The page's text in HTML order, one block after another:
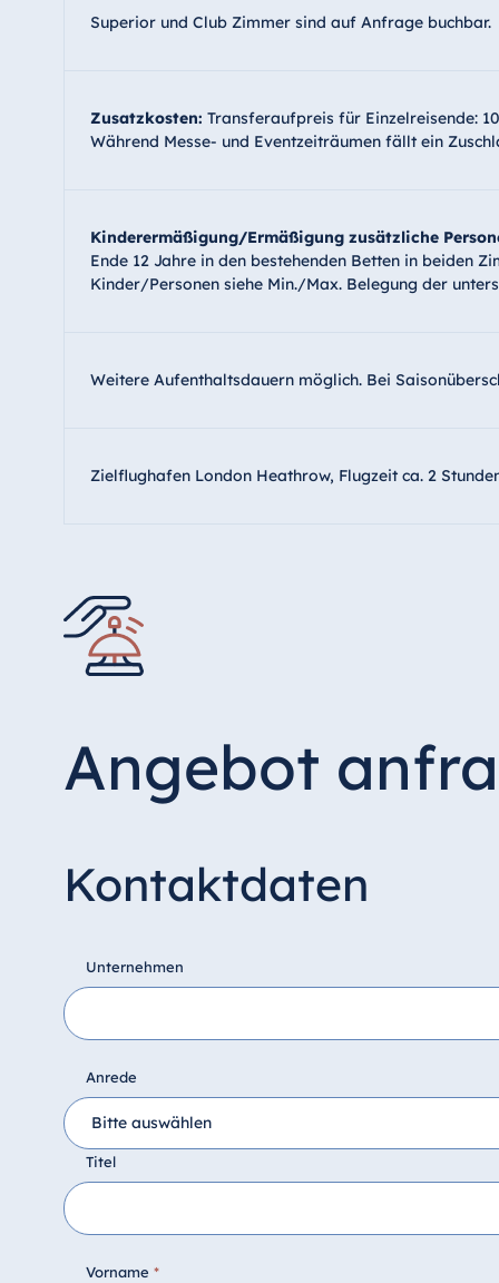
Superior und Club Zimmer sind auf Anfrage buchbar.
Zusatzkosten: Transferaufpreis für Einzelreisende:
Während Messe- und Eventzeiträumen fällt ein
Kinderermäßigung/Ermäßigung zusätzliche
Ende 12 Jahre in den bestehenden Betten in beiden
Kinder/Personen siehe Min./Max. Belegung der
Weitere Aufenthaltsdauern möglich. Bei
Zielflughafen London Heathrow, Flugzeit ca. 2
Angebot
Kontaktdaten
Unternehmen
Anrede
Titel
Vorname *